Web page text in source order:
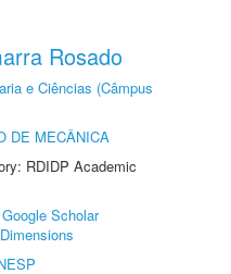
Rosado
e Ciências (Câmpus
DE MECÂNICA
RDIDP Academic
Google Scholar
Dimensions